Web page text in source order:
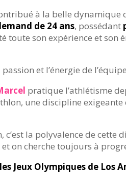
à la belle dynamique
de 24 ans, possédant
toute son expérience et son
et l’énergie de
pratique l’athlétisme
une discipline
la polyvalence de cette
on cherche toujours à
les Jeux Olympiques de Los